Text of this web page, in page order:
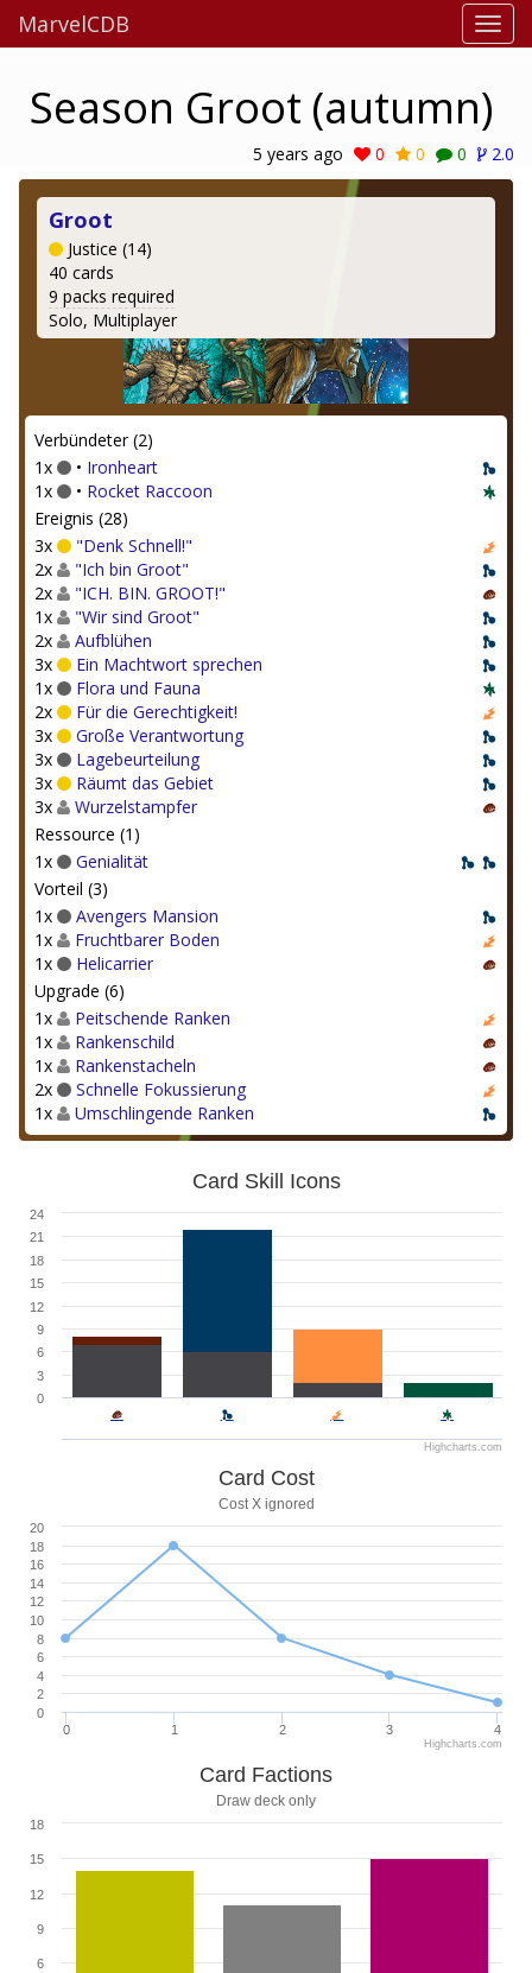
MarvelCDB
Season Groot (autumn)
5 years ago 0 0 0 2.0
Groot
Justice (14)
40 cards
9 packs required
Solo, Multiplayer
Verbündeter (2)
1x
• Ironheart
1x
• Rocket Raccoon
Ereignis (28)
3x
"Denk Schnell!"
2x
"Ich bin Groot"
2x
"ICH. BIN. GROOT!"
1x
"Wir sind Groot"
2x
Aufblühen
3x
Ein Machtwort sprechen
1x
Flora und Fauna
2x
Für die Gerechtigkeit!
3x
Große Verantwortung
3x
Lagebeurteilung
3x
Räumt das Gebiet
3x
Wurzelstampfer
Ressource (1)
1x
Genialität
Vorteil (3)
1x
Avengers Mansion
1x
Fruchtbarer Boden
1x
Helicarrier
Upgrade (6)
1x
Peitschende Ranken
1x
Rankenschild
1x
Rankenstacheln
2x
Schnelle Fokussierung
1x
Umschlingende Ranken
Card Skill Icons
0
3
6
9
12
15
18
21
24
Highcharts.com
Card Cost
Cost X ignored
0 1 2 3 4
0
2
4
6
8
10
12
14
16
18
20
Highcharts.com
Card Factions
Draw deck only
6
9
12
15
18